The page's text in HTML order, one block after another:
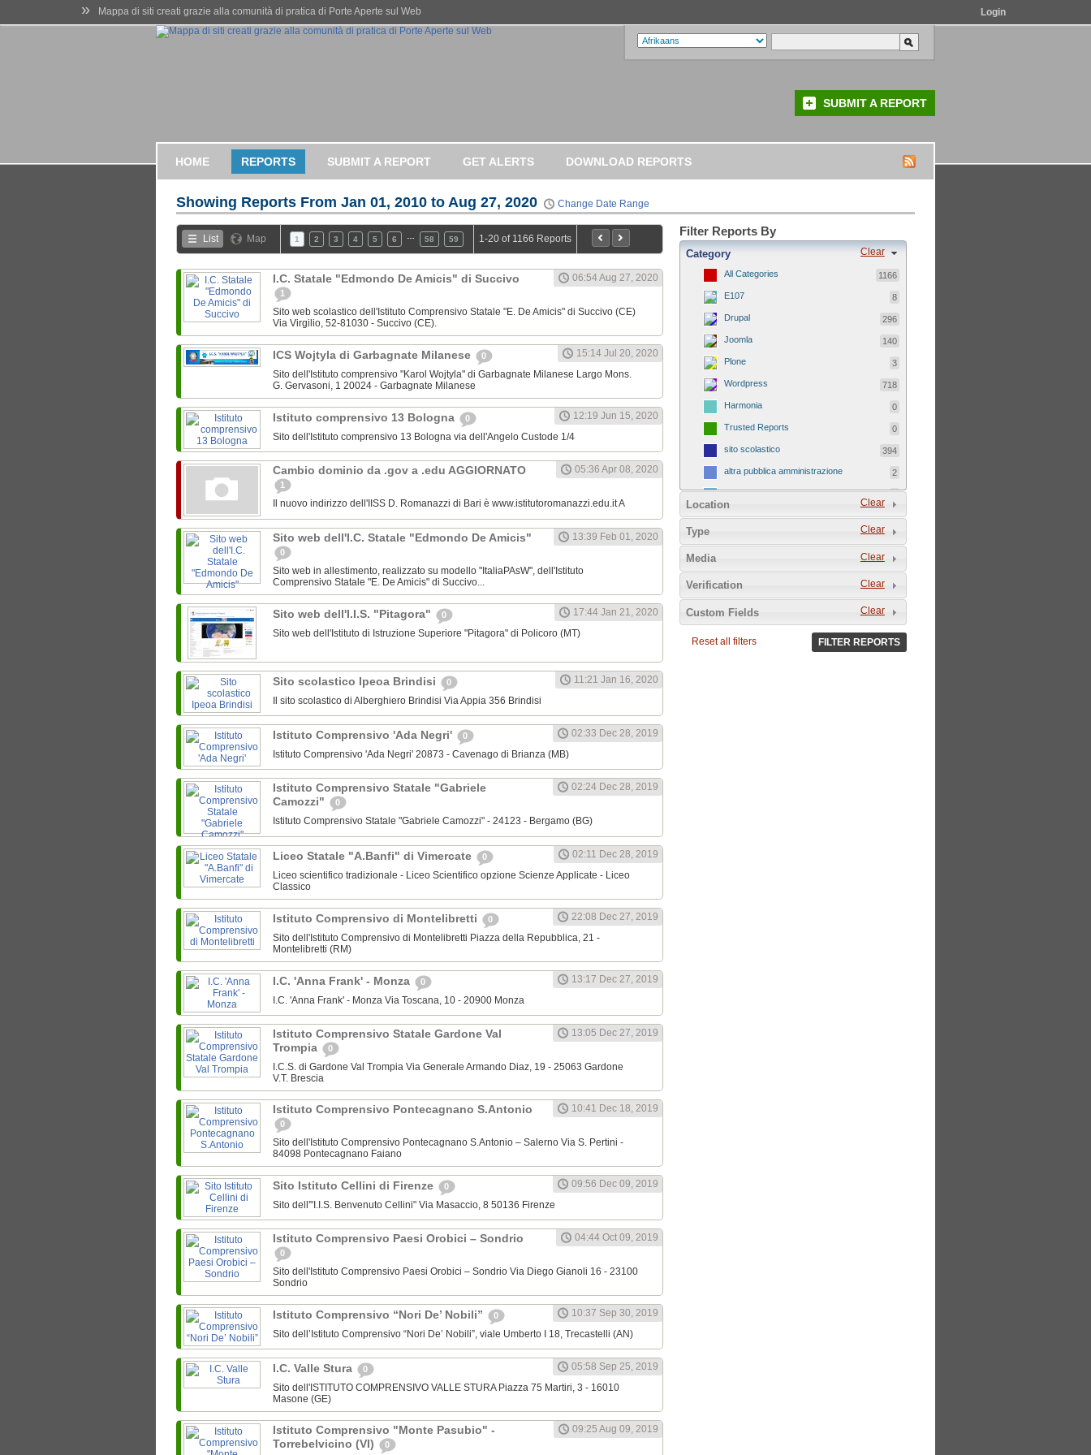
» Mappa di siti creati grazie alla comunità di pratica di Porte Aperte sul Web Login
SUBMIT A REPORT
HOME REPORTS SUBMIT A REPORT GET ALERTS DOWNLOAD REPORTS
Showing Reports From Jan 01, 2010 to Aug 27, 2020 Change Date Range
List Map 1 2 3 4 5 6 58 59 1-20 of 1166 Reports
I.C. Statale "Edmondo De Amicis" di Succivo
1
06:54 Aug 27, 2020
Sito web scolastico dell'Istituto Comprensivo Statale "E. De Amicis" di Succivo (CE)
Via Virgilio, 52-81030 - Succivo (CE).
ICS Wojtyla di Garbagnate Milanese 0
15:14 Jul 20, 2020
Sito dell'Istituto comprensivo "Karol Wojtyla" di Garbagnate Milanese Largo Mons.
G. Gervasoni, 1 20024 - Garbagnate Milanese
Istituto comprensivo 13 Bologna 0
12:19 Jun 15, 2020
Sito dell'Istituto comprensivo 13 Bologna via dell'Angelo Custode 1/4
Cambio dominio da .gov a .edu AGGIORNATO
1
05:36 Apr 08, 2020
Il nuovo indirizzo dell'IISS D. Romanazzi di Bari è www.istitutoromanazzi.edu.it A
Sito web dell'I.C. Statale "Edmondo De Amicis"
0
13:39 Feb 01, 2020
Sito web in allestimento, realizzato su modello "ItaliaPAsW", dell'Istituto
Comprensivo Statale "E. De Amicis" di Succivo...
Sito web dell'I.I.S. "Pitagora" 0
17:44 Jan 21, 2020
Sito web dell'Istituto di Istruzione Superiore "Pitagora" di Policoro (MT)
Sito scolastico Ipeoa Brindisi 0
11:21 Jan 16, 2020
Il sito scolastico di Alberghiero Brindisi Via Appia 356 Brindisi
Istituto Comprensivo 'Ada Negri' 0
02:33 Dec 28, 2019
Istituto Comprensivo 'Ada Negri' 20873 - Cavenago di Brianza (MB)
Istituto Comprensivo Statale "Gabriele
Camozzi"
0
02:24 Dec 28, 2019
Istituto Comprensivo Statale "Gabriele Camozzi" - 24123 - Bergamo (BG)
Liceo Statale "A.Banfi" di Vimercate 0
02:11 Dec 28, 2019
Liceo scientifico tradizionale - Liceo Scientifico opzione Scienze Applicate - Liceo
Classico
Istituto Comprensivo di Montelibretti 0
22:08 Dec 27, 2019
Sito dell'Istituto Comprensivo di Montelibretti Piazza della Repubblica, 21 -
Montelibretti (RM)
I.C. 'Anna Frank' - Monza 0
13:17 Dec 27, 2019
I.C. 'Anna Frank' - Monza Via Toscana, 10 - 20900 Monza
Istituto Comprensivo Statale Gardone Val
Trompia
0
13:05 Dec 27, 2019
I.C.S. di Gardone Val Trompia Via Generale Armando Diaz, 19 - 25063 Gardone
V.T. Brescia
Istituto Comprensivo Pontecagnano S.Antonio
0
10:41 Dec 18, 2019
Sito dell'Istituto Comprensivo Pontecagnano S.Antonio – Salerno Via S. Pertini -
84098 Pontecagnano Faiano
Sito Istituto Cellini di Firenze 0
09:56 Dec 09, 2019
Sito dell'"I.I.S. Benvenuto Cellini" Via Masaccio, 8 50136 Firenze
Istituto Comprensivo Paesi Orobici – Sondrio
0
04:44 Oct 09, 2019
Sito dell'Istituto Comprensivo Paesi Orobici – Sondrio Via Diego Gianoli 16 - 23100
Sondrio
Istituto Comprensivo “Nori De’ Nobili” 0
10:37 Sep 30, 2019
Sito dell’Istituto Comprensivo “Nori De’ Nobili”, viale Umberto I 18, Trecastelli (AN)
I.C. Valle Stura 0
05:58 Sep 25, 2019
Sito dell'ISTITUTO COMPRENSIVO VALLE STURA Piazza 75 Martiri, 3 - 16010
Masone (GE)
Istituto Comprensivo "Monte Pasubio" -
Torrebelvicino (VI)
0
09:25 Aug 09, 2019
Filter Reports By
Clear
Category
All Categories 1166
E107 8
Drupal 296
Joomla 140
Plone 3
Wordpress 718
Harmonia 0
Trusted Reports 0
sito scolastico 394
altra pubblica amministrazione 2
sito tematico 8
Clear
Location
Clear
Type
Clear
Media
Clear
Verification
Clear
Custom Fields
Reset all filters FILTER REPORTS